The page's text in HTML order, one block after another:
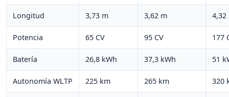
Longitud 3,73 m 3,62 m 4,32
Potencia 65 CV 95 CV 177
Batería 26,8 kWh 37,3 kWh 51
Autonomía WLTP 225 km 265 km 320